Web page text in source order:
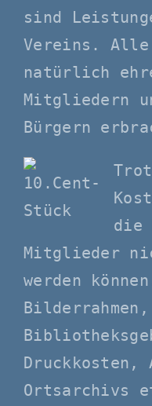
sind
Vereins. Alle
natürlich
Mitgliedern
Bürgern
die
Mitglieder
werden
Bilderrahmen,
Druckkosten,
Ortsarchivs